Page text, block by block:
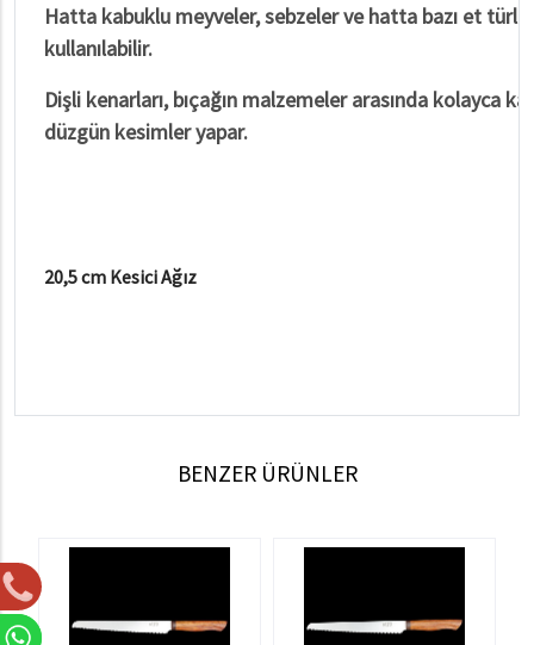
Hatta kabuklu meyveler, sebzeler ve hatta bazı et
kullanılabilir.
Dişli kenarları, bıçağın malzemeler arasında kolayca
düzgün kesimler yapar.
20,5 cm Kesici Ağız
BENZER ÜRÜNLER